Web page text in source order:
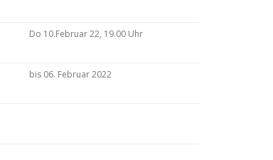
Do 10.Februar 22, 19.00 Uhr
bis 06. Februar 2022